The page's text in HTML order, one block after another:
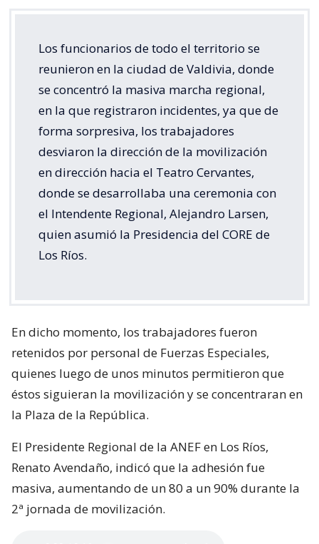
Los funcionarios de todo el territorio se
reunieron en la ciudad de Valdivia, donde
se concentró la masiva marcha regional,
en la que registraron incidentes, ya que de
forma sorpresiva, los trabajadores
desviaron la dirección de la movilización
en dirección hacia el Teatro Cervantes,
donde se desarrollaba una ceremonia con
el Intendente Regional, Alejandro Larsen,
quien asumió la Presidencia del CORE de
Los Ríos.
En dicho momento, los trabajadores fueron
retenidos por personal de Fuerzas Especiales,
quienes luego de unos minutos permitieron que
éstos siguieran la movilización y se concentraran en
la Plaza de la República.
El Presidente Regional de la ANEF en Los Ríos,
Renato Avendaño, indicó que la adhesión fue
masiva, aumentando de un 80 a un 90% durante la
2ª jornada de movilización.